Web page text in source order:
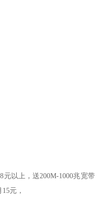
以上，送200M-1000兆宽带
元，